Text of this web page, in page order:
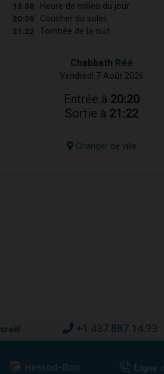
13:38 Heure de milieu du jour
20:39 Coucher du soleil
21:22 Tombée de la nuit
Chabbath Réé
Vendredi 7 Août 2026
Entrée à 20:20
Sortie à 21:22
Changer de ville
Israël +1.437.887.14.93